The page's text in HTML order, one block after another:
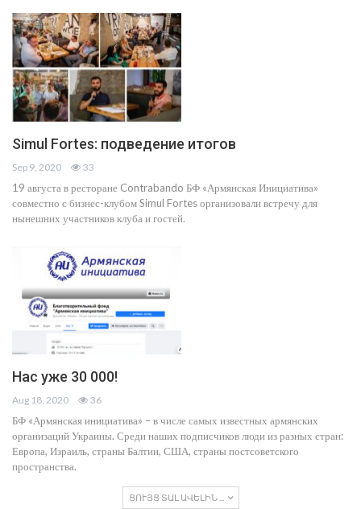
Simul Fortes: подведение итогов
Sep 9, 2020 33
19 августа в ресторане Contrabando БФ «Армянская Инициатива»
совместно с бизнес-клубом Simul Fortes организовали встречу для
нынешних участников клуба и гостей.
Нас уже 30 000!
Aug 18, 2020 36
БФ «Армянская инициатива» – в числе самых известных армянских
организаций Украины. Среди наших подписчиков люди из разных стран:
Европа, Израиль, страны Балтии, США, страны постсоветского
пространства.
ՑՈՒՅՑ ՏԱԼ ԱՎԵԼԻՆ ...